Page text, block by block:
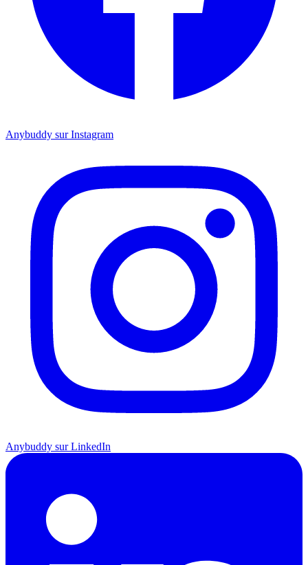
Anybuddy sur Instagram
Anybuddy sur LinkedIn